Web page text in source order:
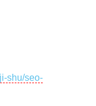
shu/seo-